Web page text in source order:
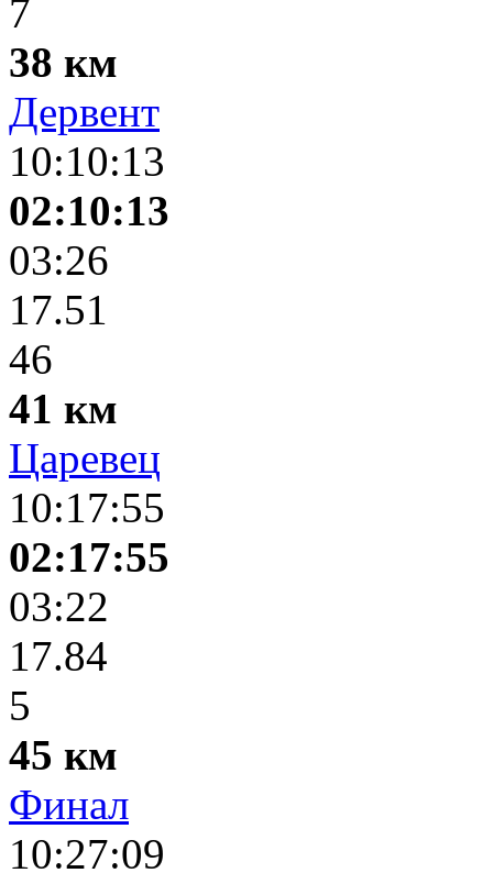
7
38 км
Дервент
10:10:13
02:10:13
03:26
17.51
46
41 км
Царевец
10:17:55
02:17:55
03:22
17.84
5
45 км
Финал
10:27:09